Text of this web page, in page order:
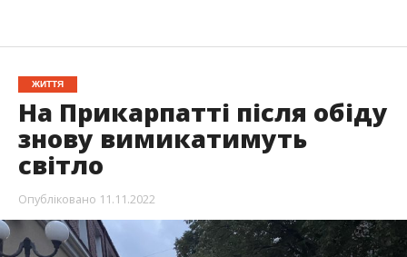
ЖИТТЯ
На Прикарпатті після обіду
знову вимикатимуть
світло
Опубліковано 11.11.2022